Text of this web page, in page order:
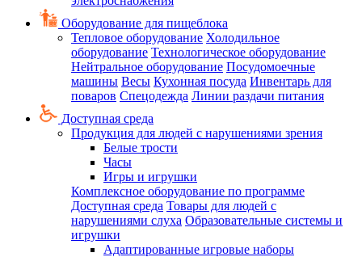
Оборудование для пищеблока
Тепловое оборудование Холодильное
оборудование Технологическое оборудование
Нейтральное оборудование Посудомоечные
машины Весы Кухонная посуда Инвентарь для
поваров Спецодежда Линии раздачи питания
Доступная среда
Продукция для людей с нарушениями зрения
Белые трости
Часы
Игры и игрушки
Комплексное оборудование по программе
Доступная среда Товары для людей с
нарушениями слуха Образовательные системы и
игрушки
Адаптированные игровые наборы